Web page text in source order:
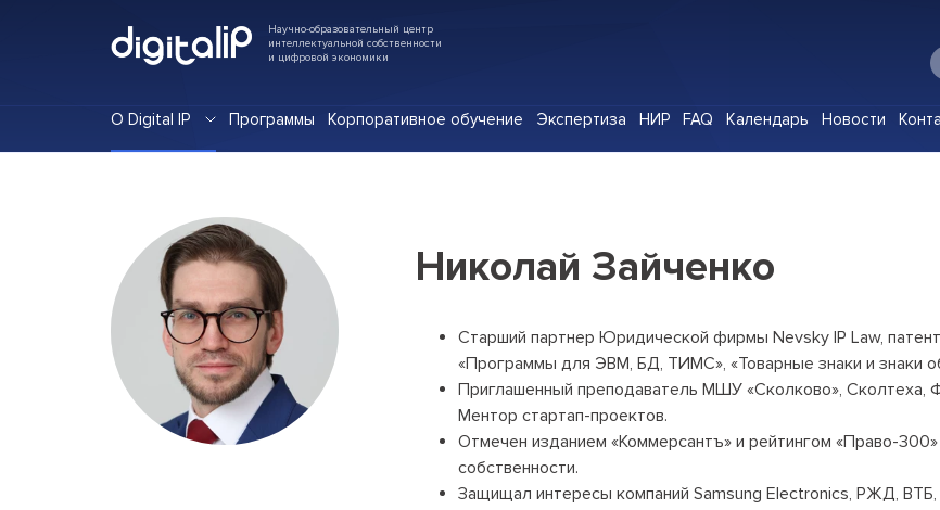
Научно-образовательный центр
интеллектуальной собственности
и цифровой экономики
НИР
Календарь
Новости
Открытые лекции
О Digital IP Программы Корпоративное обучение Экспертиза НИР FAQ Календарь Новости
Николай Зайченко
Старший партнер Юридической фирмы Nevsky IP Law,
«Программы для ЭВМ, БД, ТИМС», «Товарные знаки и знаки
Приглашенный преподаватель МШУ «Сколково», Сколтеха,
Ментор стартап-проектов.
Отмечен изданием «Коммерсантъ» и рейтингом «Право-
собственности.
Защищал интересы компаний Samsung Electronics, РЖД,